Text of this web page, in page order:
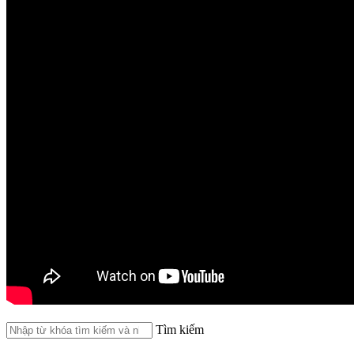
Tìm kiếm